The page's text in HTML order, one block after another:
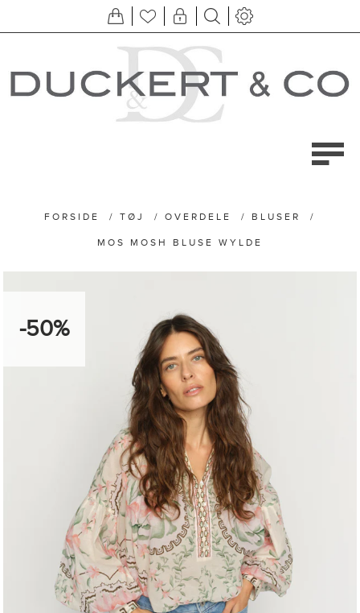
FORSIDE / TØJ / OVERDELE / BLUSER /
MOS MOSH BLUSE WYLDE
-50%